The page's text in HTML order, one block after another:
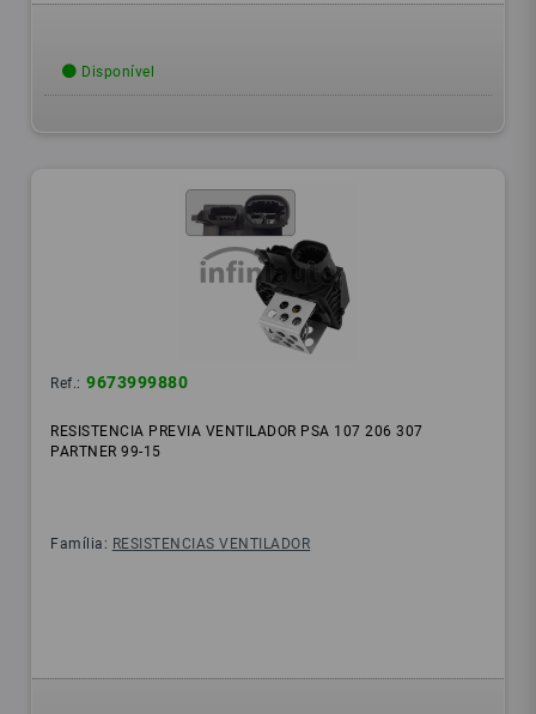
Disponível
Ref.: 9673999880
RESISTENCIA PREVIA VENTILADOR PSA 107 206 307
PARTNER 99-15
Família: RESISTENCIAS VENTILADOR